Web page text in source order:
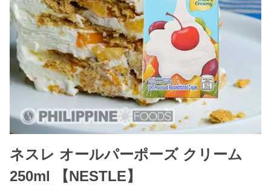
ネスレ オールパーポーズ クリーム
250ml 【NESTLE】